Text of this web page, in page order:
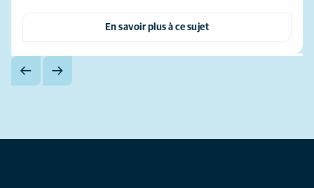
En savoir plus à ce sujet